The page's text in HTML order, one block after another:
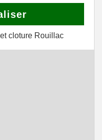
cloture Rouillac